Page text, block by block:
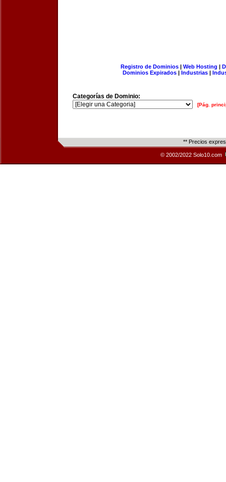
Registro de Dominios| Web Hosting |
Dominios Expirados | Industrias |
Categorías de Dominio:
[Pág.
** Precios
© 2002/2022 Solo10.com